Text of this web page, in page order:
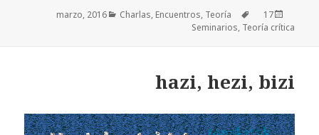
Publicado
el
17 marzo, 2016
Categorías Charlas, Encuentros, Teoría
Etiquetas
Seminarios, Teoría crítica
hazi, hezi, bizi